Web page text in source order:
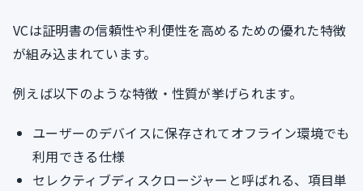
VCは証明書の信頼性や利便性を高めるための優れた特徴
が組み込まれています。
例えば以下のような特徴・性質が挙げられます。
ユーザーのデバイスに保存されてオフライン環境でも
利用できる仕様
セレクティブディスクロージャーと呼ばれる、項目単